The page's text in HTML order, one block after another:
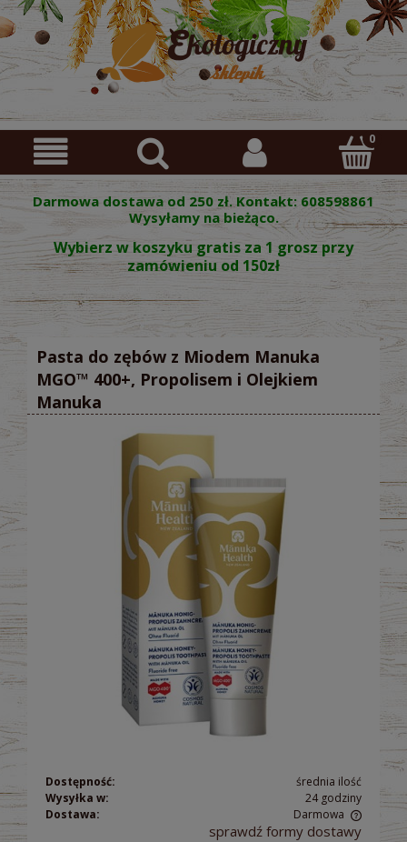
Darmowa dostawa od 250 zł. Kontakt: 608598861
Wysyłamy na bieżąco.
Wybierz w koszyku gratis za 1 grosz przy
zamówieniu od 150zł
Pasta do zębów z Miodem Manuka
MGO™ 400+, Propolisem i Olejkiem
Manuka
Dostępność:
średnia ilość
Wysyłka w:
24 godziny
Dostawa:
Darmowa
Cena nie zawiera ewentualnych kosztów płatności
sprawdź formy dostawy